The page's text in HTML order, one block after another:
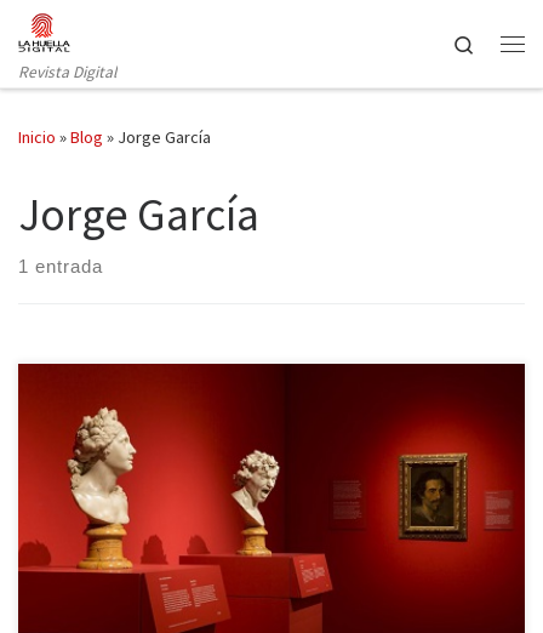
Saltar al contenido
Revista Digital
Search
Inicio »Blog » Jorge García
Jorge García
1 entrada
Gian Lorenzo Bernini está terminando el busto del cardenal
Scipione Borghese. El material con el que trabaja es mármol de
Carrara, el más excelso de todos, perfecto para recoger los rasgos
de Borghese, mecenas del joven Bernini. Corre el año de 1632 y
el escultor napolitano, a sus 34 años, […]